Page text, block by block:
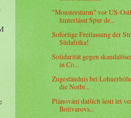
"Monstersturm" vor US-
hinterlässt Spur de...
Sofortige Freilassung der
Südafrika!
Solidarität gegen
in Co...
Zugeständnis bei
die Notbr...
Plánování dalších šesti let
Bolívarovs...